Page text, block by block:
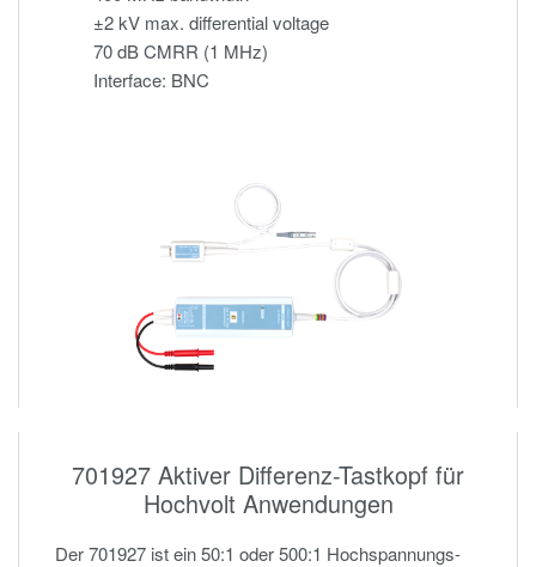
±2 kV max. differential voltage
70 dB CMRR (1 MHz)
Interface: BNC
701927 Aktiver Differenz-Tastkopf für
Hochvolt Anwendungen
Der 701927 ist ein 50:1 oder 500:1 Hochspannungs-